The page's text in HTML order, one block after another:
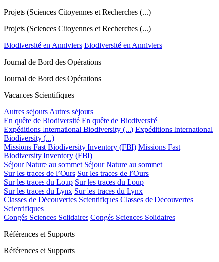
Projets (Sciences Citoyennes et Recherches (...)
Projets (Sciences Citoyennes et Recherches (...)
Biodiversité en Anniviers Biodiversité en Anniviers
Journal de Bord des Opérations
Journal de Bord des Opérations
Vacances Scientifiques
Autres séjours Autres séjours
En quête de Biodiversité En quête de Biodiversité
Expéditions International Biodiversity (...) Expéditions International
Biodiversity (...)
Missions Fast Biodiversity Inventory (FBI) Missions Fast
Biodiversity Inventory (FBI)
Séjour Nature au sommet Séjour Nature au sommet
Sur les traces de l’Ours Sur les traces de l’Ours
Sur les traces du Loup Sur les traces du Loup
Sur les traces du Lynx Sur les traces du Lynx
Classes de Découvertes Scientifiques Classes de Découvertes
Scientifiques
Congés Sciences Solidaires Congés Sciences Solidaires
Références et Supports
Références et Supports